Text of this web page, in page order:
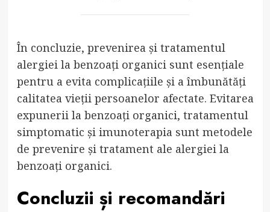
În concluzie, prevenirea și tratamentul
alergiei la benzoați organici sunt esențiale
pentru a evita complicațiile și a îmbunătăți
calitatea vieții persoanelor afectate. Evitarea
expunerii la benzoați organici, tratamentul
simptomatic și imunoterapia sunt metodele
de prevenire și tratament ale alergiei la
benzoați organici.
Concluzii și recomandări